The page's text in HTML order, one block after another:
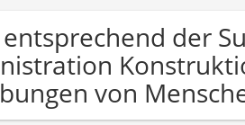
der
von